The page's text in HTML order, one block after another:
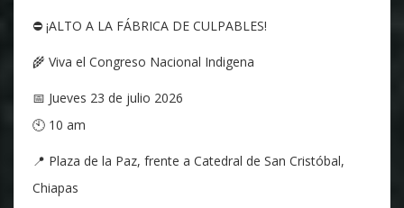
⛔ ¡ALTO A LA FÁBRICA DE CULPABLES!
🌾 Viva el Congreso Nacional Indigena
📅 Jueves 23 de julio 2026
🕙 10 am
📍 Plaza de la Paz, frente a Catedral de San Cristóbal,
Chiapas